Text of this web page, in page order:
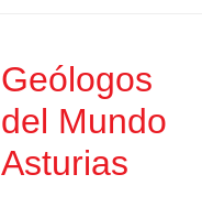
Geólogos
del Mundo
Asturias